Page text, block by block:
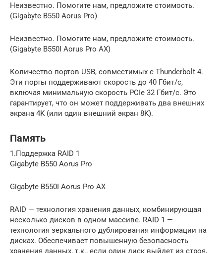
Неизвестно. Помогите нам, предложите стоимость.
(Gigabyte B550 Aorus Pro)
Неизвестно. Помогите нам, предложите стоимость.
(Gigabyte B550I Aorus Pro AX)
Количество портов USB, совместимых с Thunderbolt 4.
Эти порты поддерживают скорость до 40 Гбит/с,
включая минимальную скорость PCIe 32 Гбит/с. Это
гарантирует, что он может поддерживать два внешних
экрана 4K (или один внешний экран 8K).
Память
1.Поддержка RAID 1
Gigabyte B550 Aorus Pro
Gigabyte B550I Aorus Pro AX
RAID — технология хранения данных, комбинирующая
несколько дисков в одном массиве. RAID 1 —
технология зеркального дублирования информации на
дисках. Обеспечивает повышенную безопасность
хранения данных, т.к., если один диск выйдет из строя,